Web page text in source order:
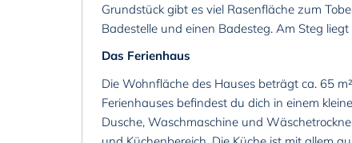
Grundstück gibt es viel Rasenfläche zum
Badestelle und einen Badesteg. Am Steg
Das Ferienhaus
Die Wohnfläche des Hauses beträgt ca. 65
Ferienhauses befindest du dich in einem
Dusche, Waschmaschine und